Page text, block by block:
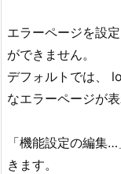
エラーページを設
ができません。
デフォルトでは、
なエラーページが
「機能設定の編集
きます。